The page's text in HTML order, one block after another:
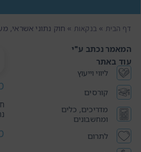
דף הבית »בנקאות » חוק נתוני אשראי,
המאמר נכתב ע"י
עוד באתר
ליווי וייעוץ
קורסים
מדריכים, כלים
ומחשבונים
לתרום